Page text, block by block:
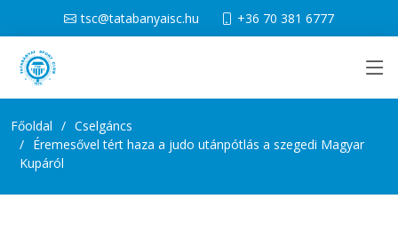
tsc@tatabanyaisc.hu +36 70 381 6777
Főoldal
Cselgáncs
Éremesővel tért haza a judo utánpótlás a szegedi Magyar
Kupáról